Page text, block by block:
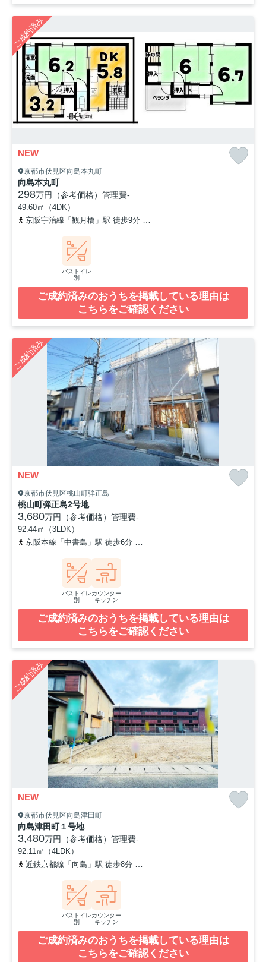
ご成約済み
NEW
京都市伏見区向島本丸町
向島本丸町
298万円（参考価格） 管理費-
49.60㎡（4DK）
京阪宇治線「観月橋」駅 徒歩9分
バストイレ
別
ご成約済みのおうちを掲載している理由は
こちらをご確認ください
ご成約済み
NEW
京都市伏見区桃山町弾正島
桃山町弾正島2号地
3,680万円（参考価格） 管理費-
92.44㎡（3LDK）
京阪本線「中書島」駅 徒歩6分
バストイレ
別
カウンター
キッチン
ご成約済みのおうちを掲載している理由は
こちらをご確認ください
ご成約済み
NEW
京都市伏見区向島津田町
向島津田町１号地
3,480万円（参考価格） 管理費-
92.11㎡（4LDK）
近鉄京都線「向島」駅 徒歩8分
バストイレ
別
カウンター
キッチン
ご成約済みのおうちを掲載している理由は
こちらをご確認ください